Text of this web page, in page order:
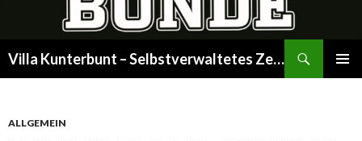
Villa Kunterbunt – Selbstverwaltetes Zentrum
ALLGEMEIN